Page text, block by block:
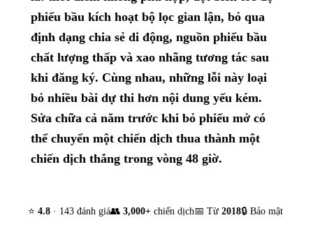
phiếu bầu kích hoạt bộ lọc gian lận, bỏ qua
định dạng chia sẻ di động, nguồn phiếu bầu
chất lượng thấp và xao nhãng tương tác sau
khi đăng ký. Cùng nhau, những lỗi này loại
bỏ nhiều bài dự thi hơn nội dung yếu kém.
Sửa chữa cả năm trước khi bỏ phiếu mở có
thể chuyển một chiến dịch thua thành một
chiến dịch thắng trong vòng 48 giờ.
⭐ 4.8 · 143 đánh giá👥 3,000+ chiến dịch📅 Từ 2018🔒 Bảo mật